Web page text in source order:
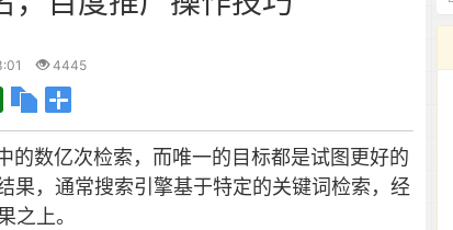
4445
的数亿次检索，而唯一的目标都是试图更好的
果，通常搜索引擎基于特定的关键词检索，经
之上。